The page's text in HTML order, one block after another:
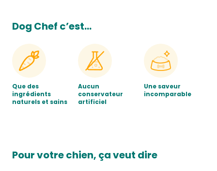
Dog Chef c’est…
Que des
ingrédients
naturels et sains
Aucun
conservateur
artificiel
Une saveur
incomparable
Pour votre chien, ça veut dire